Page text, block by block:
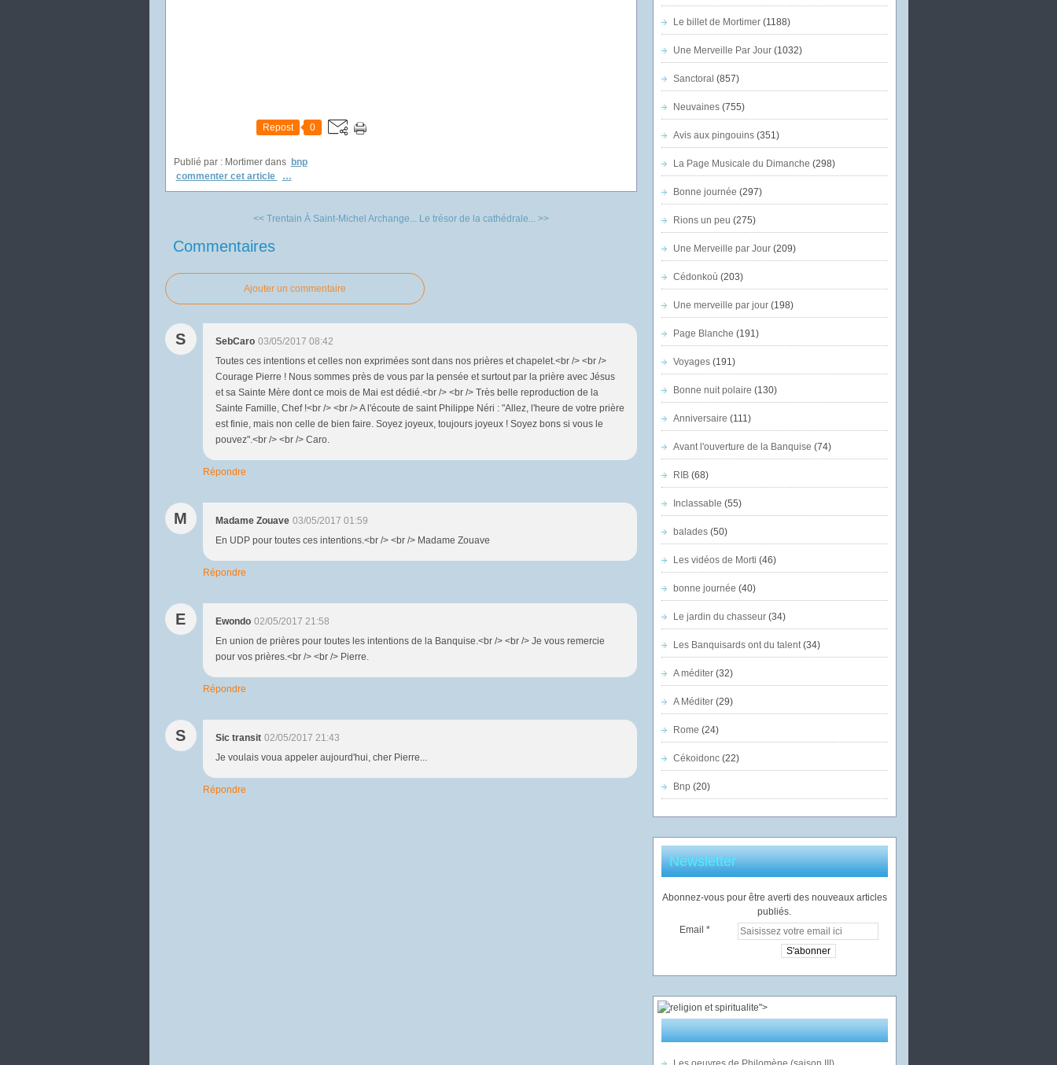
Repost 0
Publié par : Mortimer dans bnp
commenter cet article
…
<< Trentain À Saint-Michel Archange... Le trésor de la cathédrale... >>
Commentaires
Ajouter un commentaire
S SebCaro 03/05/2017 08:42
Toutes ces intentions et celles non exprimées sont dans nos prières et chapelet.<br /> <br />
Courage Pierre ! Nous sommes près de vous par la pensée et surtout par la prière avec Jésus
et sa Sainte Mère dont ce mois de Mai est dédié.<br /> <br /> Très belle reproduction de la
Sainte Famille, Chef !<br /> <br /> A l'écoute de saint Philippe Néri : "Allez, l'heure de votre prière
est finie, mais non celle de bien faire. Soyez joyeux, toujours joyeux ! Soyez bons si vous le
pouvez".<br /> <br /> Caro.
Répondre
M Madame Zouave 03/05/2017 01:59
En UDP pour toutes ces intentions.<br /> <br /> Madame Zouave
Répondre
E Ewondo 02/05/2017 21:58
En union de prières pour toutes les intentions de la Banquise.<br /> <br /> Je vous remercie
pour vos prières.<br /> <br /> Pierre.
Répondre
S Sic transit 02/05/2017 21:43
Je voulais voua appeler aujourd'hui, cher Pierre...
Répondre
Le billet de Mortimer(1188)
Une Merveille Par Jour(1032)
Sanctoral (857)
Neuvaines(755)
Avis aux pingouins(351)
La Page Musicale du Dimanche (298)
Bonne journée (297)
Rions un peu (275)
Une Merveille par Jour(209)
Cédonkoù (203)
Une merveille par jour(198)
Page Blanche (191)
Voyages(191)
Bonne nuit polaire (130)
Anniversaire (111)
Avant l'ouverture de la Banquise (74)
RIB(68)
Inclassable (55)
balades(50)
Les vidéos de Morti (46)
bonne journée (40)
Le jardin du chasseur(34)
Les Banquisards ont du talent(34)
A méditer(32)
A Méditer(29)
Rome (24)
Cékoidonc(22)
Bnp (20)
Newsletter
Abonnez-vous pour être averti des nouveaux articles
publiés.
Email
">